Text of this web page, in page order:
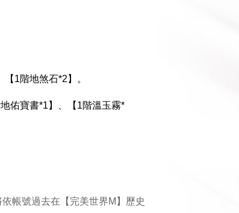
1階地煞石*2】。
佑寶書*1】、【1階溫玉霧*
依帳號過去在【完美世界M】歷史